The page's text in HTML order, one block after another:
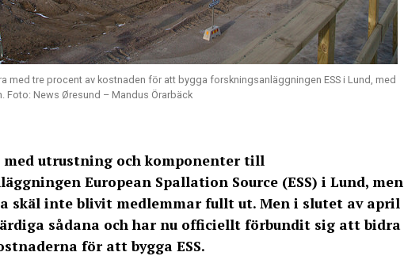
med tre procent av kostnaden för att bygga forskningsanläggningen ESS i Lund, med
Foto: News Øresund – Mandus Örarbäck
med utrustning och komponenter till
European Spallation Source (ESS) i Lund, men
skäl inte blivit medlemmar fullt ut. Men i slutet av april
sådana och har nu officiellt förbundit sig att bidra
för att bygga ESS.